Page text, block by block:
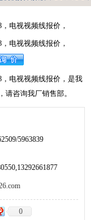
电视视频线报价，
电视视频线报价，
，电视视频线报价，是我
请咨询我厂销售部。
5963839
0